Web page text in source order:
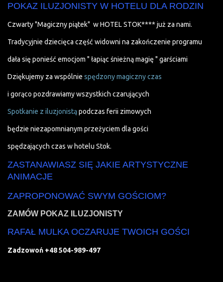
POKAZ ILUZJONISTY W HOTELU DLA RODZIN
Czwarty "Magiczny piątek" w HOTEL STOK**** już za nami.
Tradycyjnie dziecięca część widowni na zakończenie programu
dała się ponieść emocjom " łapiąc śnieżną magię " garściami
Dziękujemy za wspólnie spędzony magiczny czas
i gorąco pozdrawiamy wszystkich czarujących
Spotkanie z iluzjonistąpodczas ferii zimowych
będzie niezapomnianym przeżyciem dla gości
spędzających czas w hotelu Stok.
ZASTANAWIASZ SIĘ JAKIE ARTYSTYCZNE
ANIMACJE
ZAPROPONOWAĆ SWYM GOŚCIOM?
ZAMÓW POKAZ ILUZJONISTY
RAFAŁ MULKA OCZARUJE TWOICH GOŚCI
Zadzowoń +48 504-989-497